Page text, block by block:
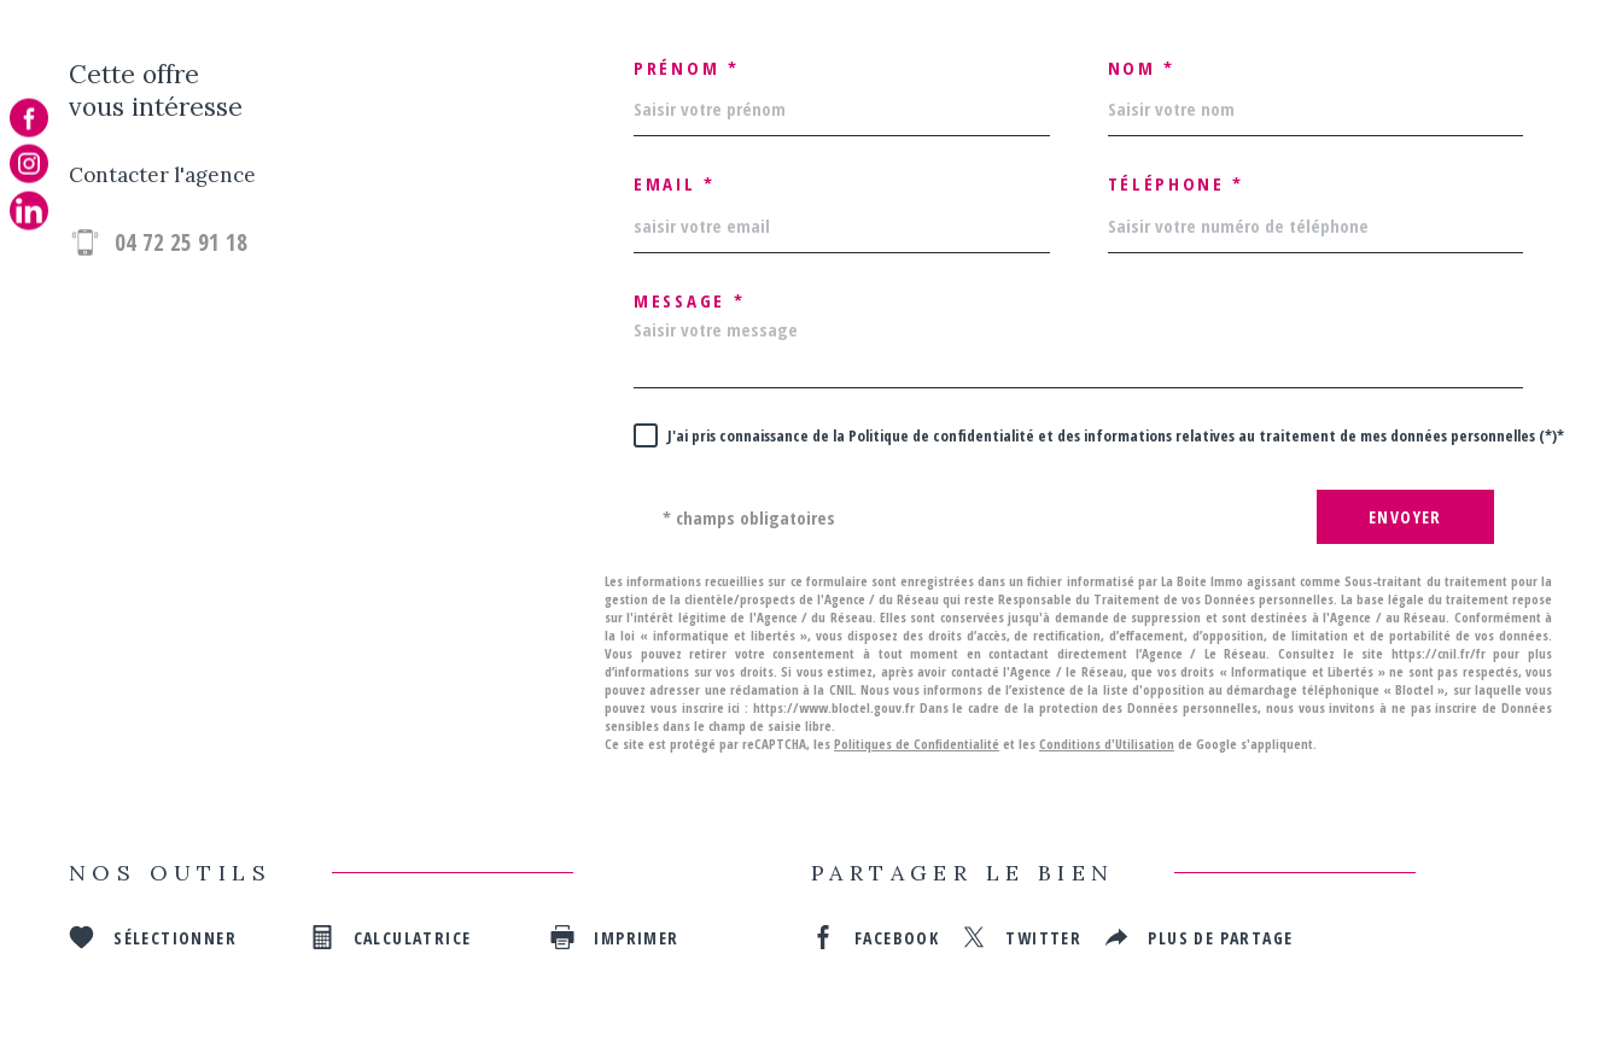
Cette offre
vous intéresse
Contacter l'agence
04 72 25 91 18
PRÉNOM * NOM *
EMAIL * TÉLÉPHONE *
MESSAGE *
J'ai pris connaissance de la Politique de confidentialité et des informations relatives au traitement de mes données personnelles (*)*
* champs obligatoires ENVOYER
Les informations recueillies sur ce formulaire sont enregistrées dans un fichier informatisé par La Boite Immo agissant comme Sous-traitant du traitement pour la
gestion de la clientèle/prospects de l'Agence / du Réseau qui reste Responsable du Traitement de vos Données personnelles. La base légale du traitement repose
sur l'intérêt légitime de l'Agence / du Réseau. Elles sont conservées jusqu'à demande de suppression et sont destinées à l'Agence / au Réseau. Conformément à
la loi « informatique et libertés », vous disposez des droits d’accès, de rectification, d’effacement, d’opposition, de limitation et de portabilité de vos données.
Vous pouvez retirer votre consentement à tout moment en contactant directement l’Agence / Le Réseau. Consultez le site https://cnil.fr/fr pour plus
d’informations sur vos droits. Si vous estimez, après avoir contacté l'Agence / le Réseau, que vos droits « Informatique et Libertés » ne sont pas respectés, vous
pouvez adresser une réclamation à la CNIL. Nous vous informons de l’existence de la liste d'opposition au démarchage téléphonique « Bloctel », sur laquelle vous
pouvez vous inscrire ici : https://www.bloctel.gouv.fr Dans le cadre de la protection des Données personnelles, nous vous invitons à ne pas inscrire de Données
sensibles dans le champ de saisie libre.
Ce site est protégé par reCAPTCHA, les Politiques de Confidentialité et les Conditions d'Utilisation de Google s'appliquent.
NOS OUTILS
SÉLECTIONNER CALCULATRICE IMPRIMER
PARTAGER LE BIEN
FACEBOOK TWITTER PLUS DE PARTAGE